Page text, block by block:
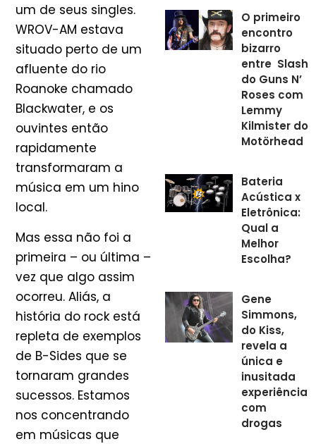
um de seus singles.
WROV-AM estava
situado perto de um
afluente do rio
Roanoke chamado
Blackwater, e os
ouvintes então
rapidamente
transformaram a
música em um hino
local.
Mas essa não foi a
primeira – ou última –
vez que algo assim
ocorreu. Aliás, a
história do rock está
repleta de exemplos
de B-Sides que se
tornaram grandes
sucessos. Estamos
nos concentrando
em músicas que
O primeiro
encontro
bizarro
entre Slash
do Guns N’
Roses com
Lemmy
Kilmister do
Motörhead
Bateria
Acústica x
Eletrônica:
Qual a
Melhor
Escolha?
Gene
Simmons,
do Kiss,
revela a
única e
inusitada
experiência
com
drogas